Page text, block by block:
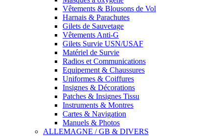
Vêtements & Blousons de Vol
Harnais & Parachutes
Gilets de Sauvetage
Vêtements Anti-G
Gilets Survie USN/USAF
Matériel de Survie
Radios et Communications
Equipement & Chaussures
Uniformes & Coiffures
Insignes & Décorations
Patches & Insignes Tissu
Instruments & Montres
Cartes & Navigation
Manuels & Photos
ALLEMAGNE / GB & DIVERS